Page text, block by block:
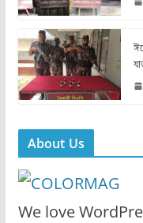
About Us
We love